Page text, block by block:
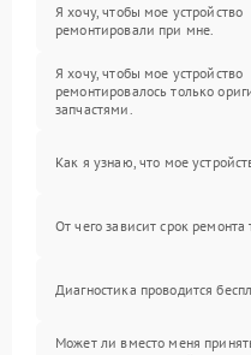
Я хочу, чтобы мое устройство
ремонтировали при мне.
Я хочу, чтобы мое устройство
ремонтировалось только
запчастями.
Как я узнаю, что мое
От чего зависит срок ремонта
Диагностика проводится
Может ли вместо меня